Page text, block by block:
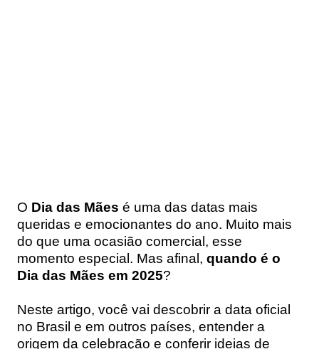
O Dia das Mães é uma das datas mais
queridas e emocionantes do ano. Muito mais
do que uma ocasião comercial, esse
momento especial. Mas afinal, quando é o
Dia das Mães em 2025?
Neste artigo, você vai descobrir a data oficial
no Brasil e em outros países, entender a
origem da celebração e conferir ideias de